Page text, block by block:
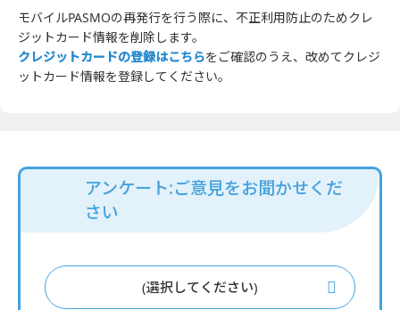
モバイルPASMOの再発行を行う際に、不正利用防止のためクレ
ジットカード情報を削除します。
クレジットカードの登録はこちらをご確認のうえ、改めてクレジ
ットカード情報を登録してください。
アンケート:ご意見をお聞かせくだ
さい
(選択してください)